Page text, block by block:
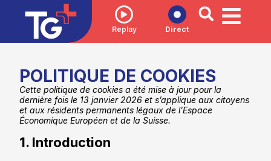
Replay Direct
POLITIQUE DE COOKIES
Cette politique de cookies a été mise à jour pour la
dernière fois le 13 janvier 2026 et s’applique aux citoyens
et aux résidents permanents légaux de l’Espace
Économique Européen et de la Suisse.
1. Introduction